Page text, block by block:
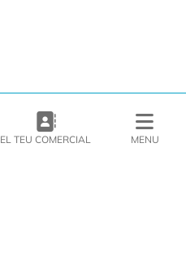
EL TEU COMERCIAL MENU